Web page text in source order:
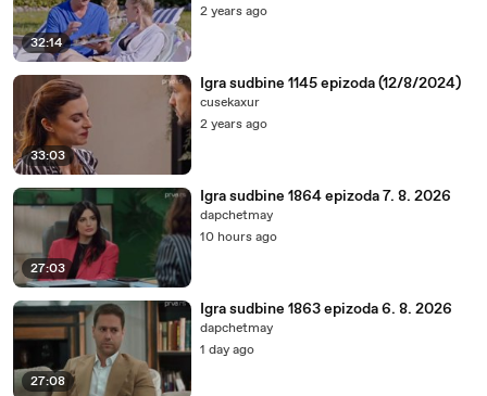
11:36
-♪♪
11:46
-♪♪
11:56
12:06
-♪♪
12:16
-♪♪
12:26
-♪♪
12:36
-♪♪
12:46
-♪♪
12:56
-♪♪
13:06
-♪♪
13:16
13:26
-.
32:14
2 years ago
33:03
Igra sudbine 1145 epizoda (12/8/2024)
cusekaxur
2 years ago
27:03
Igra sudbine 1864 epizoda 7. 8. 2026
dapchetmay
10 hours ago
27:08
Igra sudbine 1863 epizoda 6. 8. 2026
dapchetmay
1 day ago